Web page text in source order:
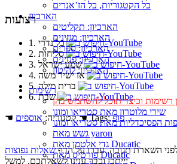
כל הקטגוריות, כל הז’אנרים
הארכיון
הארכיון: תקליטים
הארכיון: מגזינים
הארכיון: ספרים
הארכיון: פנזינים
הארכיון: להיטון
רשימות
רשימות וכיצד תוכל להשתמש בהן
שירי מלוטרון מאת סטריאו ומונו
הפסיכדליות מאת סטריאו ומונו
גשש מאת yaron
גדי אלטמן מאת Ducatic
פורטיס מאת Ducatic
רצועות
1. כל נדרי
2. סליחות
3. שמע ישראל
4. אז ישיר משה
5. ברית מילה
6. שבת
☚ קטגוריה:אוספים ☚ Tags:פופ
השארת תגובה, עברו על הדףשאלות נפוצות
ייתכן וכבר ענינו לשאלתכם. למשל: